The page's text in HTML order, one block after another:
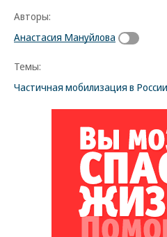
Авторы:
Анастасия Мануйлова
Темы:
Частичная мобилизация в России